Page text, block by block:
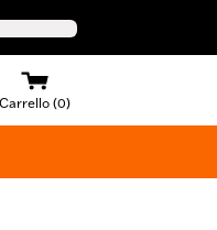
Carrello (0)